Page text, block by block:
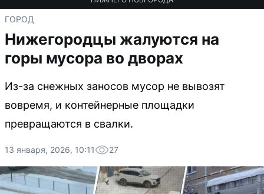
ГОРОД
Нижегородцы жалуются на
горы мусора во дворах
Из-за снежных заносов мусор не вывозят
вовремя, и контейнерные площадки
превращаются в свалки.
13 января, 2026, 10:11 27